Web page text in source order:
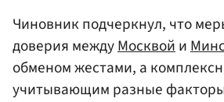
Чиновник подчеркнул, что
доверия междуМосквойи
обменом жестами, а
учитывающим разные